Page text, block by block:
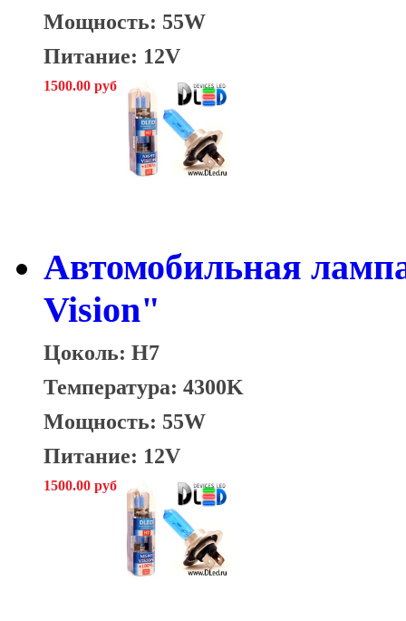
Мощность: 55W
Питание: 12V
1500.00 руб
Автомобильная
Vision"
Цоколь: H7
Температура: 4300K
Мощность: 55W
Питание: 12V
1500.00 руб